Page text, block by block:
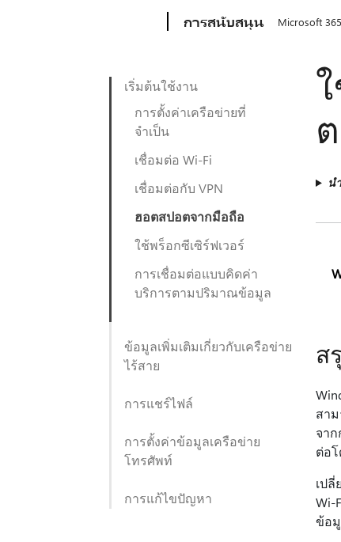
การสนับสนุน Microsoft 365
เริ่มต้นใช้งาน
การตั้งค่าเครือข่ายที่
จำเป็น
เชื่อมต่อ Wi-Fi
เชื่อมต่อกับ VPN
ฮอตสปอตจากมือถือ
ใช้พร็อกซีเซิร์ฟเวอร์
การเชื่อมต่อแบบคิดค่า
บริการตามปริมาณข้อมูล
ข้อมูลเพิ่มเติมเกี่ยวกับเครือข่าย
ไร้สาย
การแชร์ไฟล์
การตั้งค่าข้อมูลเครือข่าย
โทรศัพท์
การแก้ไขปัญหา
น
ส
สา
จา
ต่อ
เป
Wi-
ข้อ